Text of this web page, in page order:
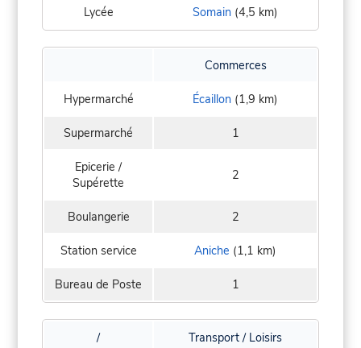
Lycée Somain (4,5 km)
Commerces
Hypermarché Écaillon (1,9 km)
Supermarché 1
Epicerie /
Supérette
2
Boulangerie 2
Station service Aniche (1,1 km)
Bureau de Poste 1
/ Transport / Loisirs